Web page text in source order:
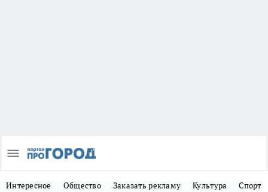
Интересное Общество Заказать рекламу Культура Спорт